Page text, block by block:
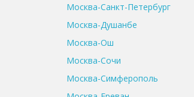
Москва-Санкт-Петербург
Москва-Душанбе
Москва-Ош
Москва-Сочи
Москва-Симферополь